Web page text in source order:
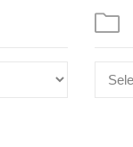

